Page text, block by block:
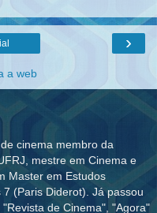
›
a web
cinema membro da
mestre em Cinema e
Master em Estudos
(Paris Diderot). Já passou
de Cinema", "Agora"